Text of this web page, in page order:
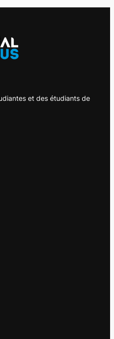
et des étudiants de